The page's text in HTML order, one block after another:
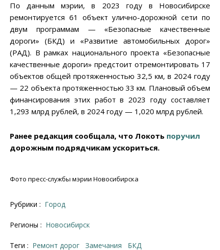
По данным мэрии, в 2023 году в Новосибирске
ремонтируется 61 объект улично-дорожной сети по
двум программам — «Безопасные качественные
дороги» (БКД) и «Развитие автомобильных дорог»
(РАД). В рамках национального проекта «Безопасные
качественные дороги» предстоит отремонтировать 17
объектов общей протяженностью 32,5 км, в 2024 году
— 22 объекта протяженностью 33 км. Плановый объем
финансирования этих работ в 2023 году составляет
1,293 млрд рублей, в 2024 году — 1,020 млрд рублей.
Ранее редакция сообщала, что Локоть поручил
дорожным подрядчикам ускориться.
Фото пресс-службы мэрии Новосибирска
Рубрики : Город
Регионы : Новосибирск
Теги : Ремонт дорог замечания БКД